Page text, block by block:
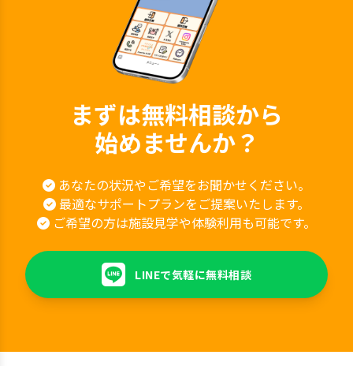
まずは無料相談から
始めませんか？
あなたの状況やご希望をお聞かせください。
最適なサポートプランをご提案いたします。
ご希望の方は施設見学や体験利用も可能です。
LINEで気軽に無料相談